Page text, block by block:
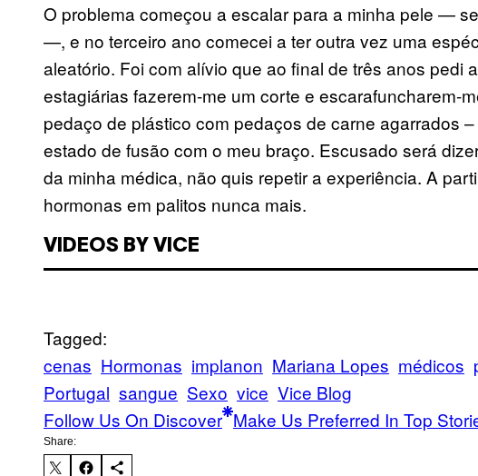
O problema começou a escalar para a minha pele —
—, e no terceiro ano comecei a ter outra vez uma
aleatório. Foi com alívio que ao final de três anos pedi
estagiárias fazerem-me um corte e escarafuncharem-
pedaço de plástico com pedaços de carne agarrados
estado de fusão com o meu braço. Escusado será
da minha médica, não quis repetir a experiência. A
hormonas em palitos nunca mais.
VIDEOS BY VICE
Tagged:
cenas Hormonas implanon Mariana Lopes médicos
Portugal sangue Sexo vice Vice Blog
Follow Us On Discover Make Us Preferred In Top
Share: